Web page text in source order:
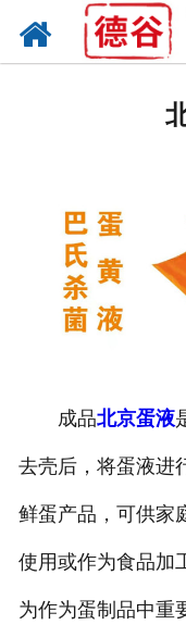
成品北京蛋液
去壳后，将蛋液进
鲜蛋产品，可供家
使用或作为食品加
为作为蛋制品中重